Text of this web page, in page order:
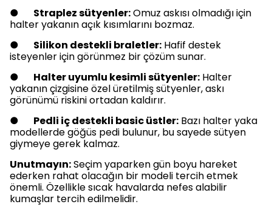
● Straplez sütyenler:Omuz askısı olmadığı için
halter yakanın açık kısımlarını bozmaz.
● Silikon destekli braletler: Hafif destek
isteyenler için görünmez bir çözüm sunar.
● Halter uyumlu kesimli sütyenler: Halter
yakanın çizgisine özel üretilmiş sütyenler, askı
görünümü riskini ortadan kaldırır.
● Pedli iç destekli basic üstler: Bazı halter yaka
modellerde göğüs pedi bulunur, bu sayede sütyen
giymeye gerek kalmaz.
Unutmayın:Seçim yaparken gün boyu hareket
ederken rahat olacağın bir modeli tercih etmek
önemli. Özellikle sıcak havalarda nefes alabilir
kumaşlar tercih edilmelidir.